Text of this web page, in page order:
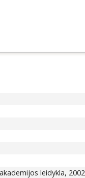
leidykla, 2002